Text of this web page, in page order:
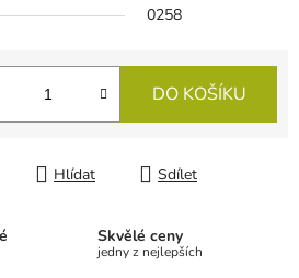
0258
DO KOŠÍKU
Hlídat Sdílet
Skvělé ceny
jedny z nejlepších